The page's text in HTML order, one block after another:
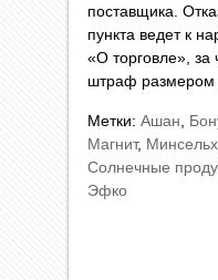
поставщика.
пункта ведет к
«О торговле», за
штраф
Метки: Ашан
Магнит,
Солнечные
Эфко